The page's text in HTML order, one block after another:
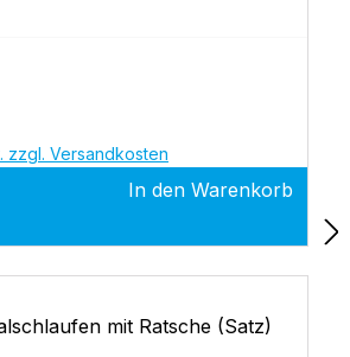
zzgl. Versandkosten
In den Warenkorb